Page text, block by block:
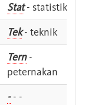
Stat- statistik
Tek- teknik
Tern-
peternakan
-- -